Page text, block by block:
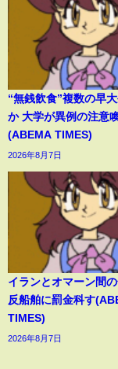
“無銭飲食”複数の早
か 大学が異例の注意
(ABEMA TIMES)
2026年8月7日
イランとオマーン間
反船舶に罰金科す
TIMES)
2026年8月7日